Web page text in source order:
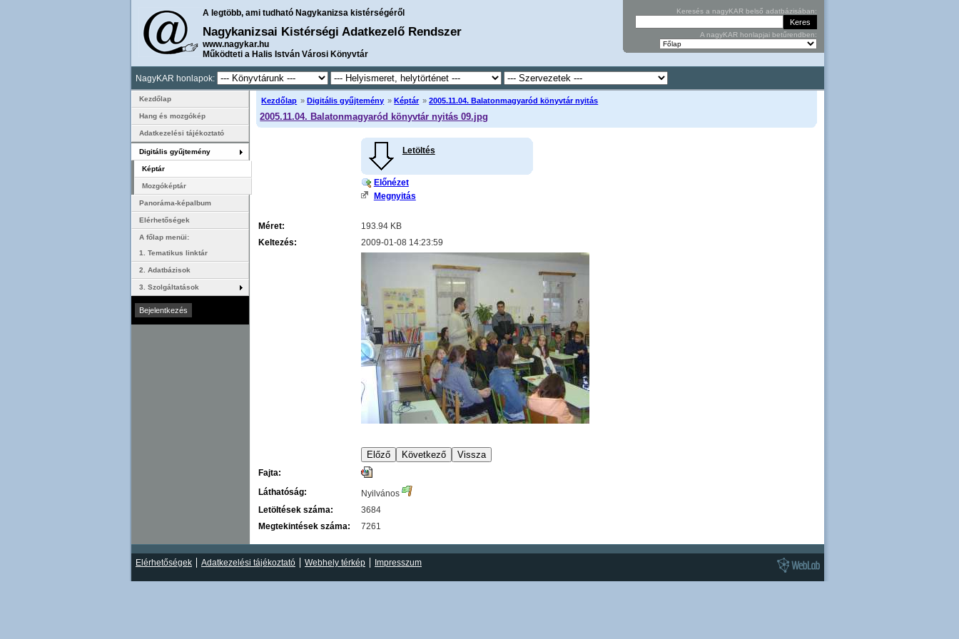
A legtöbb, ami tudható Nagykanizsa kistérségéről
Nagykanizsai Kistérségi Adatkezelő Rendszer
www.nagykar.hu
Működteti a Halis István Városi Könyvtár
Keresés a nagyKAR belső adatbázisában:
A nagyKAR honlapjai betűrendben:
NagyKAR honlapok:
Kezdőlap » Digitális gyűjtemény » Képtár »2005.11.04. Balatonmagyaród könyvtár nyitás
2005.11.04. Balatonmagyaród könyvtár nyitás 09.jpg
Letöltés
Előnézet
Megnyitás
Méret:
193.94 KB
Keltezés:
2009-01-08 14:23:59
Fajta:
Láthatóság:
Nyilvános
Letöltések száma:
3684
Megtekintések száma:
7261
Kezdőlap
Hang és mozgókép
Adatkezelési tájékoztató
Digitális gyűjtemény
Képtár
Mozgóképtár
Panoráma-képalbum
Elérhetőségek
A főlap menüi:
1. Tematikus linktár
2. Adatbázisok
3. Szolgáltatások
Elérhetőségek Adatkezelési tájékoztató Webhely térkép Impresszum